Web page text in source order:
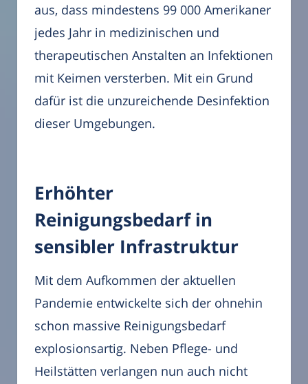
aus, dass mindestens 99 000 Amerikaner
jedes Jahr in medizinischen und
therapeutischen Anstalten an Infektionen
mit Keimen versterben. Mit ein Grund
dafür ist die unzureichende Desinfektion
dieser Umgebungen.
Erhöhter
Reinigungsbedarf in
sensibler Infrastruktur
Mit dem Aufkommen der aktuellen
Pandemie entwickelte sich der ohnehin
schon massive Reinigungsbedarf
explosionsartig. Neben Pflege- und
Heilstätten verlangen nun auch nicht